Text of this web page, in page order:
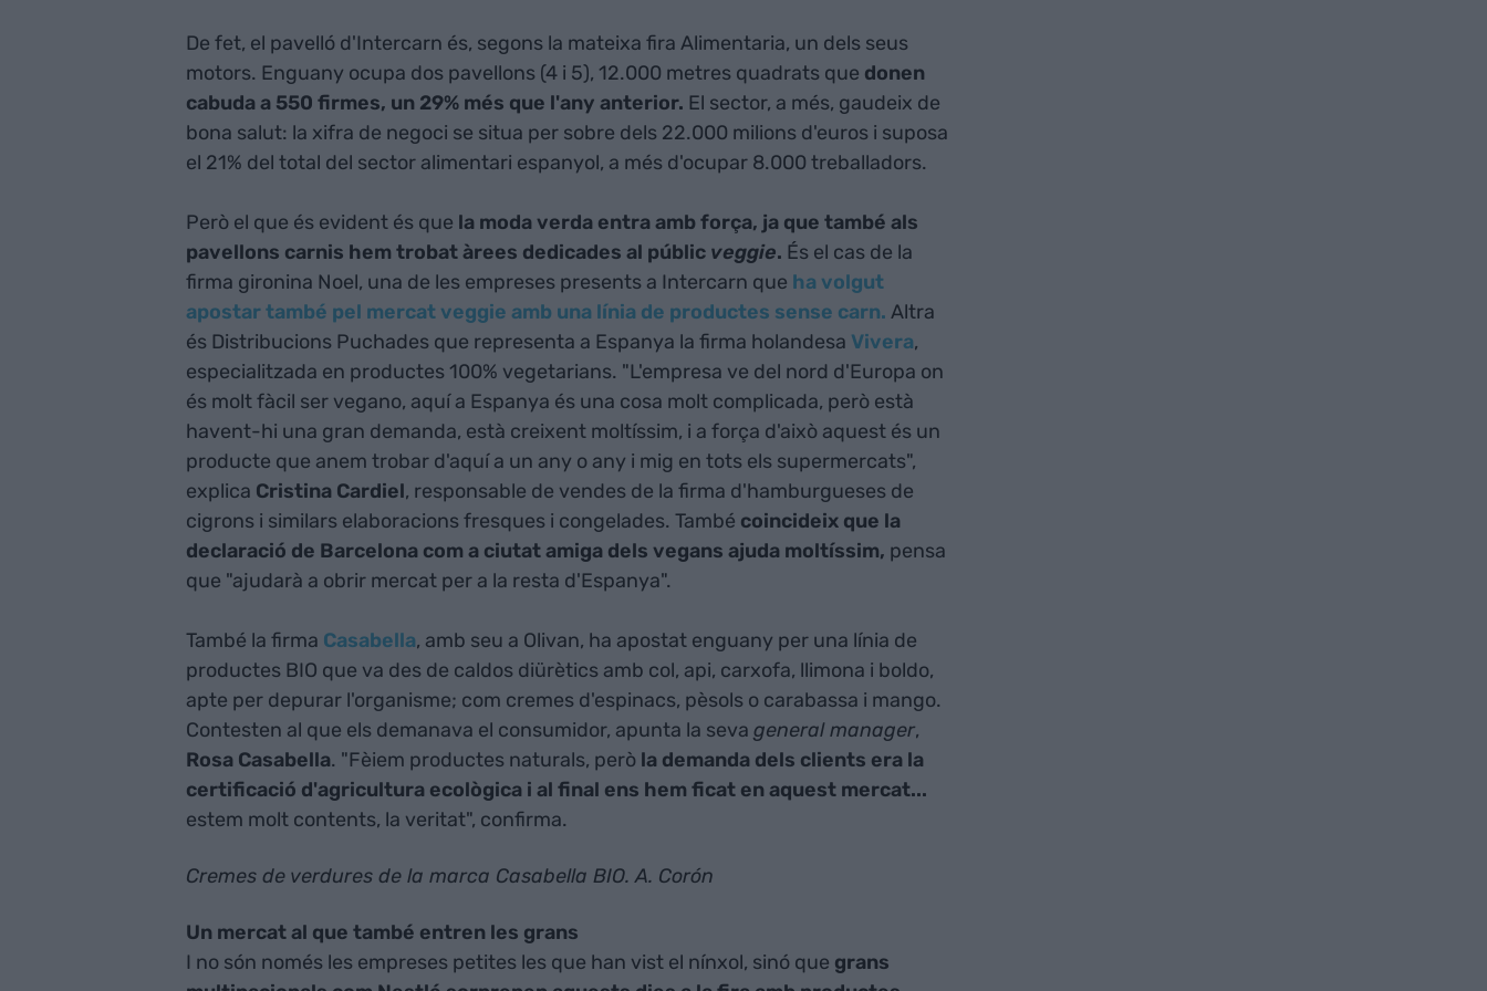
De fet, el pavelló d'Intercarn és, segons la mateixa fira Alimentaria, un dels seus
motors. Enguany ocupa dos pavellons (4 i 5), 12.000 metres quadrats que donen
cabuda a 550 firmes, un 29% més que l'any anterior. El sector, a més, gaudeix de
bona salut: la xifra de negoci se situa per sobre dels 22.000 milions d'euros i suposa
el 21% del total del sector alimentari espanyol, a més d'ocupar 8.000 treballadors.
Però el que és evident és que la moda verda entra amb força, ja que també als
pavellons carnis hem trobat àrees dedicades al públic veggie. És el cas de la
firma gironina Noel, una de les empreses presents a Intercarn que ha volgut
apostar també pel mercat veggie amb una línia de productes sense carn. Altra
és Distribucions Puchades que representa a Espanya la firma holandesa Vivera,
especialitzada en productes 100% vegetarians. "L'empresa ve del nord d'Europa on
és molt fàcil ser vegano, aquí a Espanya és una cosa molt complicada, però està
havent-hi una gran demanda, està creixent moltíssim, i a força d'això aquest és un
producte que anem trobar d'aquí a un any o any i mig en tots els supermercats",
explica Cristina Cardiel, responsable de vendes de la firma d'hamburgueses de
cigrons i similars elaboracions fresques i congelades. També coincideix que la
declaració de Barcelona com a ciutat amiga dels vegans ajuda moltíssim, pensa
que "ajudarà a obrir mercat per a la resta d'Espanya".
També la firma Casabella, amb seu a Olivan, ha apostat enguany per una línia de
productes BIO que va des de caldos diürètics amb col, api, carxofa, llimona i boldo,
apte per depurar l'organisme; com cremes d'espinacs, pèsols o carabassa i mango.
Contesten al que els demanava el consumidor, apunta la seva general manager,
Rosa Casabella. "Fèiem productes naturals, però la demanda dels clients era la
certificació d'agricultura ecològica i al final ens hem ficat en aquest mercat...
estem molt contents, la veritat", confirma.
Cremes de verdures de la marca Casabella BIO. A. Corón
Un mercat al que també entren les grans
I no són només les empreses petites les que han vist el nínxol, sinó que grans